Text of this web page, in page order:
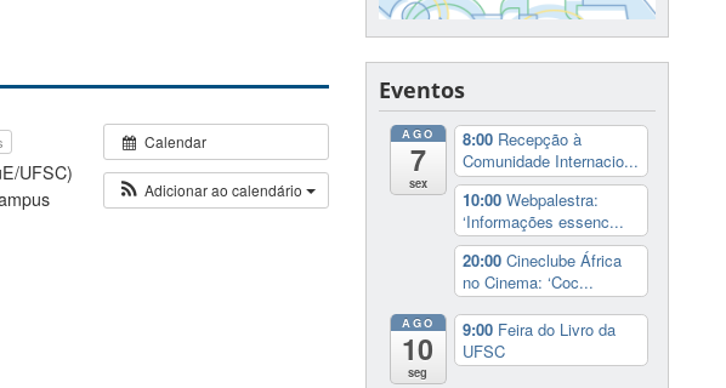
Calendar
Adicionar ao calendário
UFSC)
Eventos
AGO
7
sex
8:00 Recepção à
Comunidade Internacio...
10:00 Webpalestra:
‘Informações essenc...
20:00 Cineclube África
no Cinema: ‘Coc...
AGO
10
seg
9:00 Feira do Livro da
UFSC